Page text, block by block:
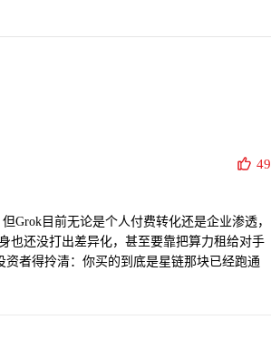
49
Grok目前无论是个人付费转化还是企业渗透，
也还没打出差异化，甚至要靠把算力租给对手
者得拎清：你买的到底是星链那块已经跑通